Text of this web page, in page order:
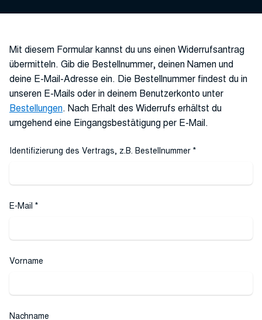
Mit diesem Formular kannst du uns einen Widerrufsantrag
übermitteln. Gib die Bestellnummer, deinen Namen und
deine E-Mail-Adresse ein. Die Bestellnummer findest du in
unseren E-Mails oder in deinem Benutzerkonto unter
Bestellungen. Nach Erhalt des Widerrufs erhältst du
umgehend eine Eingangsbestätigung per E-Mail.
Identifizierung des Vertrags, z.B. Bestellnummer *
E-Mail *
Vorname
Nachname